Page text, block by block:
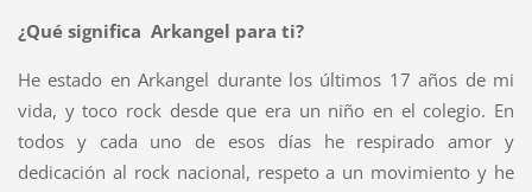
¿Qué significa Arkangel para ti?
He estado en Arkangel durante los últimos 17 años de mi
vida, y toco rock desde que era un niño en el colegio. En
todos y cada uno de esos días he respirado amor y
dedicación al rock nacional, respeto a un movimiento y he